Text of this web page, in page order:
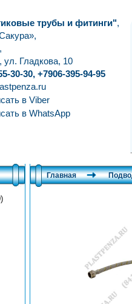
трубы и фитинги",
ул. Гладкова, 10
30-30, +7906-395-94-95
в Viber
в WhatsApp
Главная